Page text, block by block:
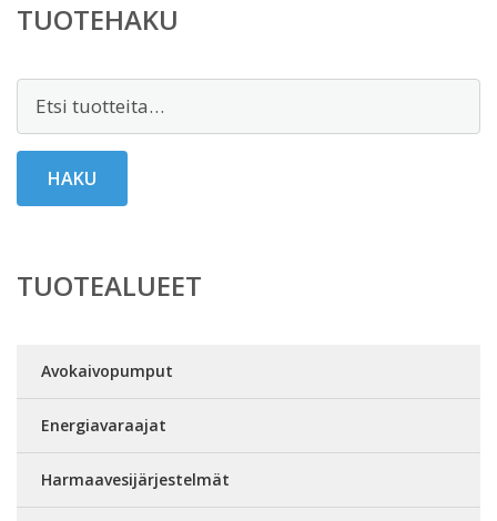
TUOTEHAKU
Etsi:
HAKU
TUOTEALUEET
Avokaivopumput
Energiavaraajat
Harmaavesijärjestelmät